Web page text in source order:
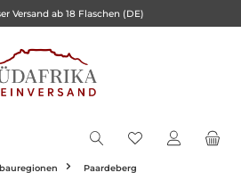
Versand ab 18 Flaschen (DE)
Paardeberg